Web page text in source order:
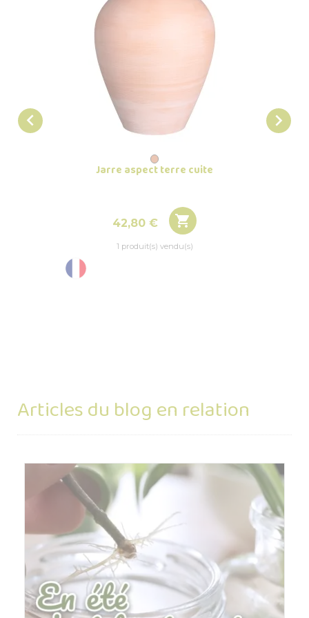

Jarre aspect terre cuite
Prix
42,80 € 
1 produit(s) vendu(s)

Articles du blog en relation